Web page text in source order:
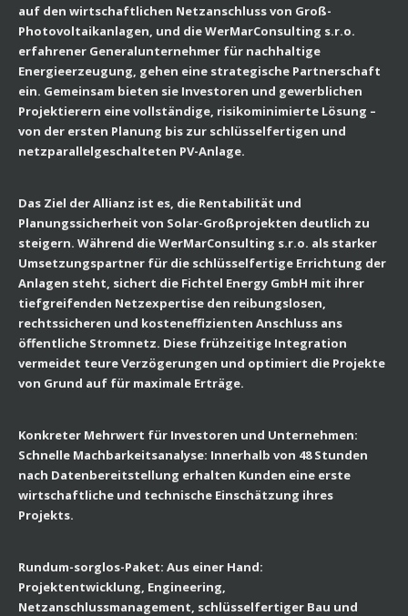
auf den wirtschaftlichen Netzanschluss von Groß-
Photovoltaikanlagen, und die WerMarConsulting s.r.o.
erfahrener Generalunternehmer für nachhaltige
Energieerzeugung, gehen eine strategische Partnerschaft
ein. Gemeinsam bieten sie Investoren und gewerblichen
Projektierern eine vollständige, risikominimierte Lösung –
von der ersten Planung bis zur schlüsselfertigen und
netzparallelgeschalteten PV-Anlage.
Das Ziel der Allianz ist es, die Rentabilität und
Planungssicherheit von Solar-Großprojekten deutlich zu
steigern. Während die WerMarConsulting s.r.o. als starker
Umsetzungspartner für die schlüsselfertige Errichtung der
Anlagen steht, sichert die Fichtel Energy GmbH mit ihrer
tiefgreifenden Netzexpertise den reibungslosen,
rechtssicheren und kosteneffizienten Anschluss ans
öffentliche Stromnetz. Diese frühzeitige Integration
vermeidet teure Verzögerungen und optimiert die Projekte
von Grund auf für maximale Erträge.
Konkreter Mehrwert für Investoren und Unternehmen:
Schnelle Machbarkeitsanalyse: Innerhalb von 48 Stunden
nach Datenbereitstellung erhalten Kunden eine erste
wirtschaftliche und technische Einschätzung ihres
Projekts.
Rundum-sorglos-Paket: Aus einer Hand:
Projektentwicklung, Engineering,
Netzanschlussmanagement, schlüsselfertiger Bau und